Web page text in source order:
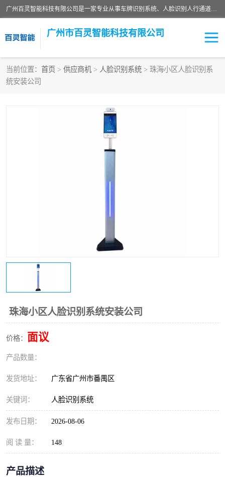
广州百灵智能科技有限公司是一家专业从事车牌识别系统、人脸识别人行通道、安防监控交通设施、停车场智能管理系统、停车场云平台、车牌识别一体机、自动道闸、通道设备、交通设施及交通划线等产品研发、生产和销售的高新技术企业。
广州市百灵智能科技有限公司
当前位置： 首页 > 供应商机 > 人脸识别系统 > 珠海小区人脸识别系
统安装公司
珠海小区人脸识别系统安装公司
价格： 面议
产品数量：
发货地址： 广东省广州市番禺区
关键词： 人脸识别系统
发布日期： 2026-08-06
阅 读 量： 148
产品描述
安防监控红外报警系统